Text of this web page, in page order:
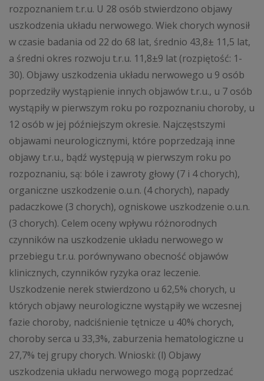
rozpoznaniem t.r.u. U 28 osób stwierdzono objawy
uszkodzenia układu nerwowego. Wiek chorych wynosił
w czasie badania od 22 do 68 lat, średnio 43,8± 11,5 lat,
a średni okres rozwoju t.r.u. 11,8±9 lat (rozpiętość: 1-
30). Objawy uszkodzenia układu nerwowego u 9 osób
poprzedziły wystąpienie innych objawów t.r.u., u 7 osób
wystąpiły w pierwszym roku po rozpoznaniu choroby, u
12 osób w jej późniejszym okresie. Najczęstszymi
objawami neurologicznymi, które poprzedzają inne
objawy t.r.u., bądź występują w pierwszym roku po
rozpoznaniu, są: bóle i zawroty głowy (7 i 4 chorych),
organiczne uszkodzenie o.u.n. (4 chorych), napady
padaczkowe (3 chorych), ogniskowe uszkodzenie o.u.n.
(3 chorych). Celem oceny wpływu różnorodnych
czynników na uszkodzenie układu nerwowego w
przebiegu t.r.u. porównywano obecność objawów
klinicznych, czynników ryzyka oraz leczenie.
Uszkodzenie nerek stwierdzono u 62,5% chorych, u
których objawy neurologiczne wystąpiły we wczesnej
fazie choroby, nadciśnienie tętnicze u 40% chorych,
choroby serca u 33,3%, zaburzenia hematologiczne u
27,7% tej grupy chorych. Wnioski: (l) Objawy
uszkodzenia układu nerwowego mogą poprzedzać